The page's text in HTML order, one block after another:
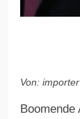
Von: importer